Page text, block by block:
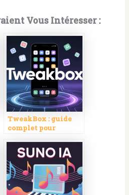
Vous Intéresser :
TweakBox : guide
complet pour
sur iOS sans
jailbreak